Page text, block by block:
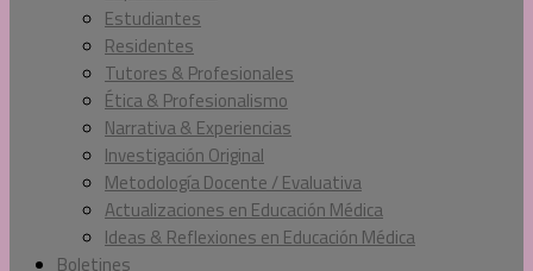
Estudiantes
Residentes
Tutores & Profesionales
Ética & Profesionalismo
Narrativa & Experiencias
Investigación Original
Metodología Docente / Evaluativa
Actualizaciones en Educación Médica
Ideas & Reflexiones en Educación Médica
Boletines